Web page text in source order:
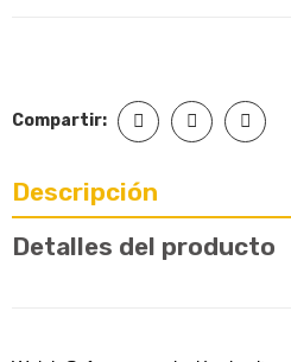
Compartir:
Descripción
Detalles del producto